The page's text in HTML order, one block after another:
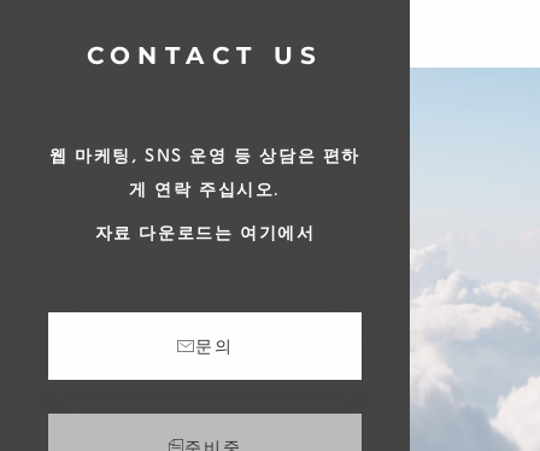
CONTACT US
웹 마케팅, SNS 운영 등 상담은 편하
게 연락 주십시오.
자료 다운로드는 여기에서
문의